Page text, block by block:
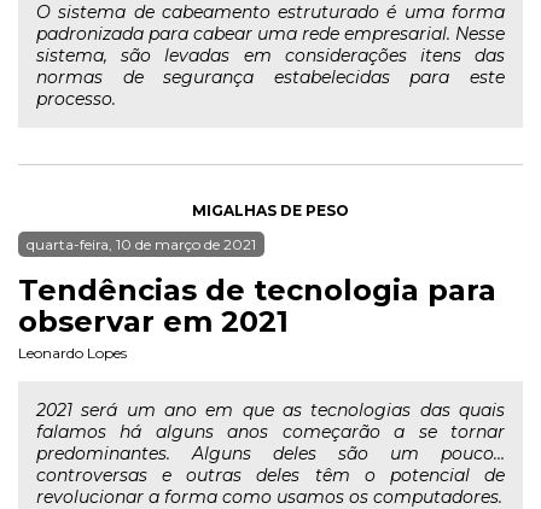
O sistema de cabeamento estruturado é uma forma
padronizada para cabear uma rede empresarial. Nesse
sistema, são levadas em considerações itens das
normas de segurança estabelecidas para este
processo.
MIGALHAS DE PESO
quarta-feira, 10 de março de 2021
Tendências de tecnologia para
observar em 2021
Leonardo Lopes
2021 será um ano em que as tecnologias das quais
falamos há alguns anos começarão a se tornar
predominantes. Alguns deles são um pouco…
controversas e outras deles têm o potencial de
revolucionar a forma como usamos os computadores.